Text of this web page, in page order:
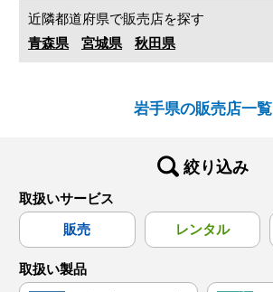
近隣都道府県で販売店を探す
青森県
宮城県 秋田県
岩手県の販売店一覧
絞り込み
取扱いサービス
販売
レンタル
取扱い製品